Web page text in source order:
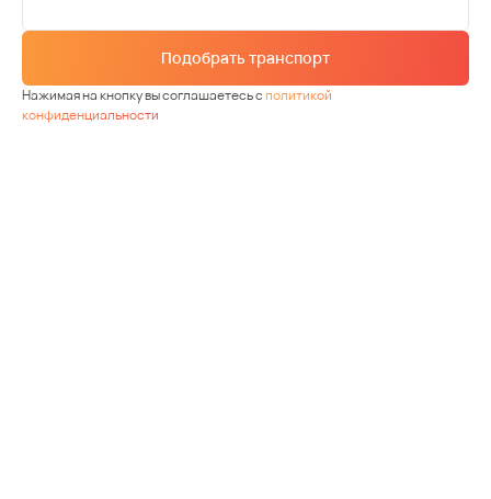
Подобрать транспорт
Нажимая на кнопку вы соглашаетесь сполитикой
конфиденциальности